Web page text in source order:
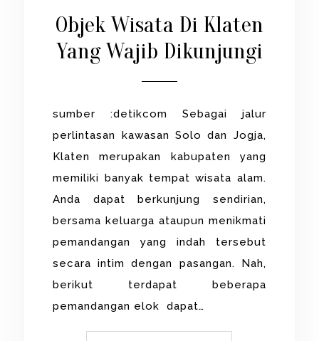
Objek Wisata Di Klaten
Yang Wajib Dikunjungi
sumber :detikcom Sebagai jalur
perlintasan kawasan Solo dan Jogja,
Klaten merupakan kabupaten yang
memiliki banyak tempat wisata alam.
Anda dapat berkunjung sendirian,
bersama keluarga ataupun menikmati
pemandangan yang indah tersebut
secara intim dengan pasangan. Nah,
berikut terdapat beberapa
pemandangan elok dapat…